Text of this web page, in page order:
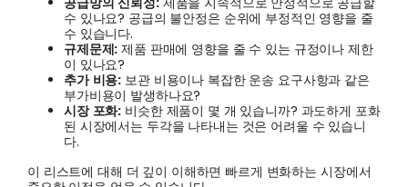
수 있나요? 공급의 불안정은 순위에 부정적인 영향을 줄
수 있습니다.
규제문제: 제품 판매에 영향을 줄 수 있는 규정이나 제한
이 있나요?
추가 비용: 보관 비용이나 복잡한 운송 요구사항과 같은
부가비용이 발생하나요?
시장 포화: 비슷한 제품이 몇 개 있습니까? 과도하게 포화
된 시장에서는 두각을 나타내는 것은 어려울 수 있습니
다.
이 리스트에 대해 더 깊이 이해하면 빠르게 변화하는 시장에서